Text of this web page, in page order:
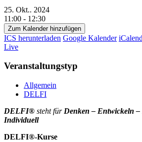
25. Okt.. 2024
11:00 - 12:30
Zum Kalender hinzufügen
ICS herunterladen Google Kalender
Live
Veranstaltungstyp
Allgemein
DELFI
DELFI® steht fürDenken – Entwickeln
Individuell
DELFI®-Kurse